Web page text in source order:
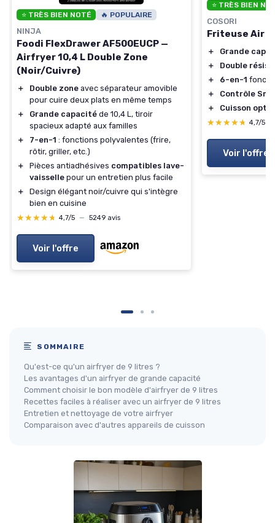
⭐ TRÈS BIEN NOTÉ 🔥 POPULAIRE
NINJA
Foodi FlexDrawer AF500EUCP —
Airfryer 10,4 L Double Zone
(Noir/Cuivre)
＋ Double zone avec séparateur amovible
pour cuire deux plats en même temps
＋
Grande capacité de 10,4 L, tiroir
spacieux adapté aux familles
＋
7-en-1 : fonctions polyvalentes (frire,
rôtir, griller, etc.)
＋
Pièces antiadhésives compatibles lave-
vaisselle pour un entretien plus facile
＋
Design élégant noir/cuivre qui s'intègre
bien en cuisine
★★★★★
★★★★★ 4,7/5 — 5249 avis
Voir l'offre
⭐ TRÈS BIEN
COSORI
Friteuse Air
＋
Grande
＋
Double
＋
6-en-1
＋
Contrôle
＋
Cuisson
★★★★★
★★★★★ 4,7/5
Voir l'offre
SOMMAIRE
Qu'est-ce qu'un airfryer de 9 litres ?
Les avantages d'un airfryer de grande capacité
Comment choisir le bon modèle d'airfryer de 9 litres
Recettes faciles à réaliser avec un airfryer de 9 litres
Entretien et nettoyage de votre airfryer
Comparaison avec d'autres appareils de cuisson